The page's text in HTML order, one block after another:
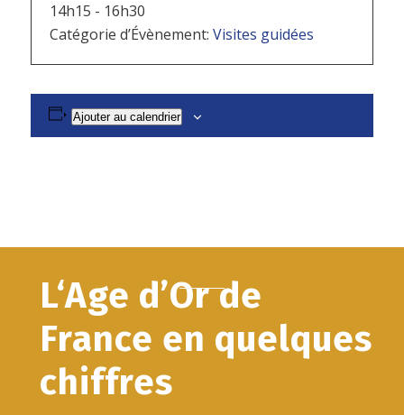
14h15 - 16h30
Catégorie d’Évènement: Visites guidées
Ajouter au calendrier
L‘Age d’Or de
France en quelques
chiffres